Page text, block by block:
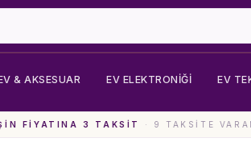
& AKSESUAR EV ELEKTRONIĞI EV
FIYATINA 3 TAKSIT · 9 TAKSITE VARAN